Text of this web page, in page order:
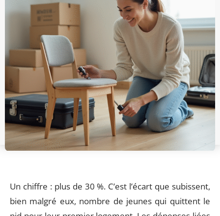
Un chiffre : plus de 30 %. C’est l’écart que subissent,
bien malgré eux, nombre de jeunes qui quittent le